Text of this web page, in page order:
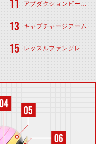
アブダクションビーマー
キャプチャージアーム
レッスルファングレッグ